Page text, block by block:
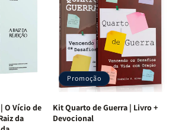
O Vício de
da
Promoção
Kit Quarto de Guerra | Livro +
Devocional